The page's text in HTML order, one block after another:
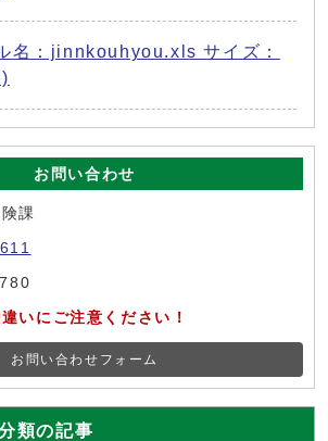
名：jinnkouhyou.xls サイズ：
お問い合わせ
課
いにご注意ください！
お問い合わせフォーム
類の記事